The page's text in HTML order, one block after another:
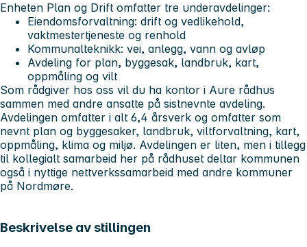
Enheten Plan og Drift omfatter tre underavdelinger:
Eiendomsforvaltning: drift og vedlikehold,
vaktmestertjeneste og renhold
Kommunalteknikk: vei, anlegg, vann og avløp
Avdeling for plan, byggesak, landbruk, kart,
oppmåling og vilt
Som rådgiver hos oss vil du ha kontor i Aure rådhus
sammen med andre ansatte på sistnevnte avdeling.
Avdelingen omfatter i alt 6,4 årsverk og omfatter som
nevnt plan og byggesaker, landbruk, viltforvaltning, kart,
oppmåling, klima og miljø. Avdelingen er liten, men i tillegg
til kollegialt samarbeid her på rådhuset deltar kommunen
også i nyttige nettverkssamarbeid med andre kommuner
på Nordmøre.
Beskrivelse av stillingen